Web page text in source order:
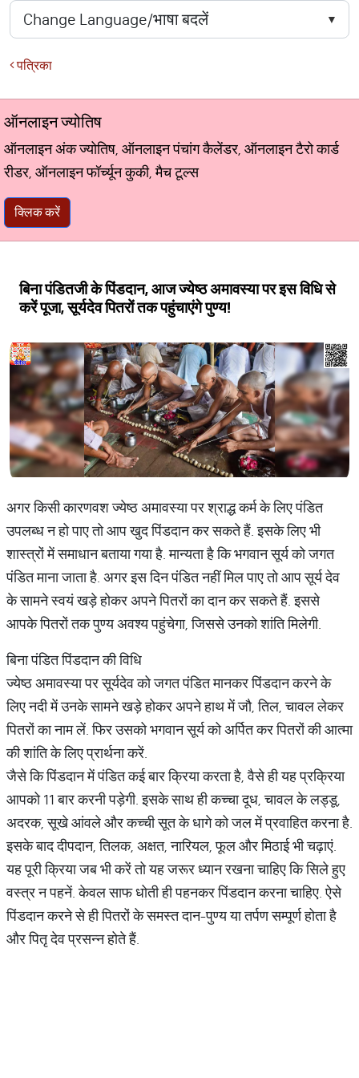
पत्रिका
ऑनलाइन ज्योतिष
ऑनलाइन अंक ज्योतिष, ऑनलाइन पंचांग कैलेंडर, ऑनलाइन टैरो कार्ड
रीडर, ऑनलाइन फॉर्च्यून कुकी, मैच टूल्स
क्लिक करें
बिना पंडितजी के पिंडदान, आज ज्येष्ठ अमावस्या पर इस विधि से
करें पूजा, सूर्यदेव पितरों तक पहुंचाएंगे पुण्य!
अगर किसी कारणवश ज्येष्ठ अमावस्या पर श्राद्ध कर्म के लिए पंडित
उपलब्ध न हो पाए तो आप खुद पिंडदान कर सकते हैं. इसके लिए भी
शास्त्रों में समाधान बताया गया है. मान्यता है कि भगवान सूर्य को जगत
पंडित माना जाता है. अगर इस दिन पंडित नहीं मिल पाए तो आप सूर्य देव
के सामने स्वयं खड़े होकर अपने पितरों का दान कर सकते हैं. इससे
आपके पितरों तक पुण्य अवश्य पहुंचेगा, जिससे उनको शांति मिलेगी.
बिना पंडित पिंडदान की विधि
ज्येष्ठ अमावस्या पर सूर्यदेव को जगत पंडित मानकर पिंडदान करने के
लिए नदी में उनके सामने खड़े होकर अपने हाथ में जौ, तिल, चावल लेकर
पितरों का नाम लें. फिर उसको भगवान सूर्य को अर्पित कर पितरों की आत्मा
की शांति के लिए प्रार्थना करें.
जैसे कि पिंडदान में पंडित कई बार क्रिया करता है, वैसे ही यह प्रक्रिया
आपको 11 बार करनी पड़ेगी. इसके साथ ही कच्चा दूध, चावल के लड्डू,
अदरक, सूखे आंवले और कच्ची सूत के धागे को जल में प्रवाहित करना है.
इसके बाद दीपदान, तिलक, अक्षत, नारियल, फूल और मिठाई भी चढ़ाएं.
यह पूरी क्रिया जब भी करें तो यह जरूर ध्यान रखना चाहिए कि सिले हुए
वस्त्र न पहनें. केवल साफ धोती ही पहनकर पिंडदान करना चाहिए. ऐसे
पिंडदान करने से ही पितरों के समस्त दान-पुण्य या तर्पण सम्पूर्ण होता है
और पितृ देव प्रसन्न होते हैं.